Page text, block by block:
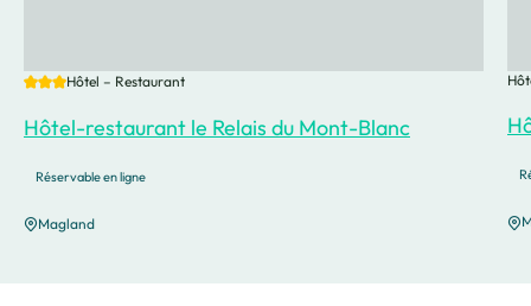
Hôtel-restaurant le Relais du Mont-Blanc
3 étoilesHôtel – Restaurant
Réservable en ligne
Magland